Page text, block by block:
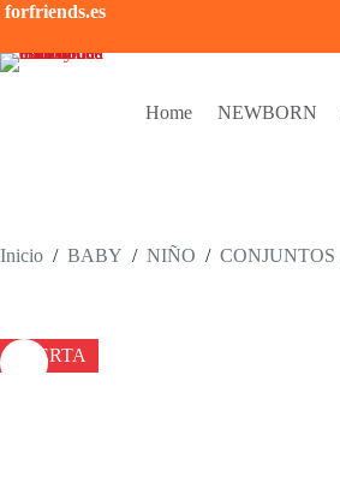
Saltar
contenido
forfriends.es
Home NEWBORN
Inicio / BABY / NIÑO / CONJUNTOS
OFERTA